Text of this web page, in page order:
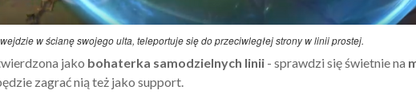
w ścianę swojego ulta, teleportuje się do przeciwległej strony w linii prostej.
jako bohaterka samodzielnych linii - sprawdzi się świetnie na
zagrać nią też jako support.